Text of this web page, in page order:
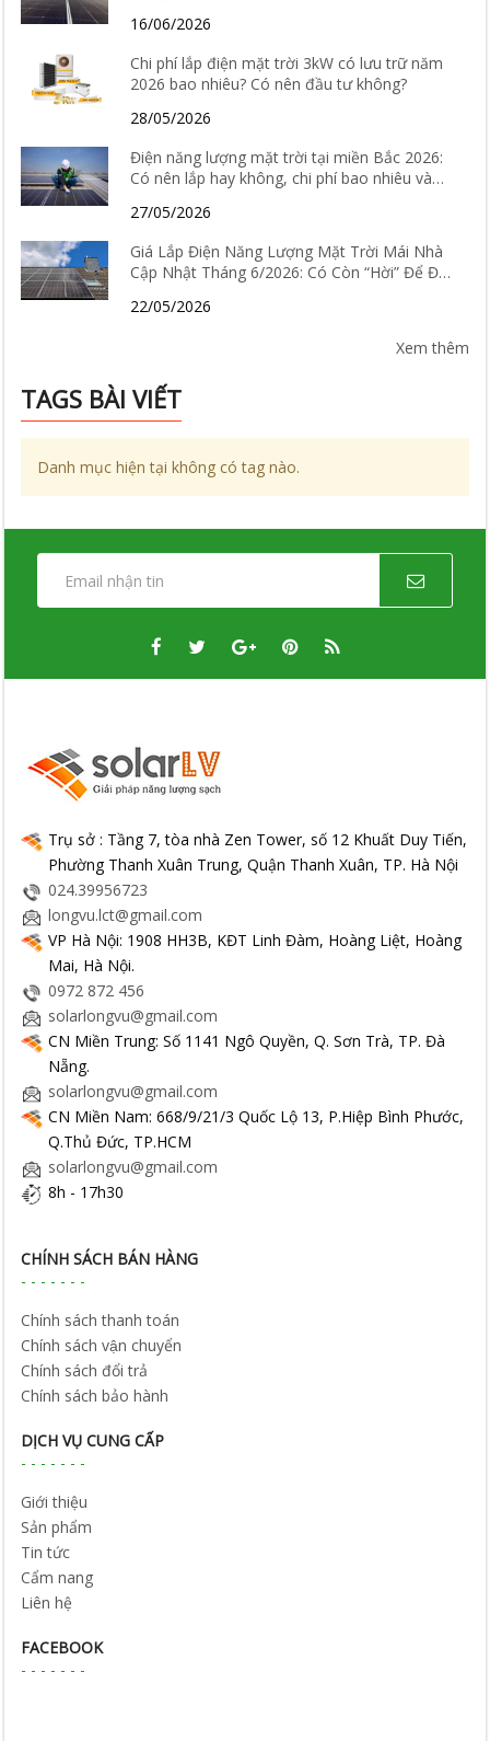
16/06/2026
Chi phí lắp điện mặt trời 3kW có lưu trữ năm
2026 bao nhiêu? Có nên đầu tư không?
28/05/2026
Điện năng lượng mặt trời tại miền Bắc 2026:
Có nên lắp hay không, chi phí bao nhiêu và
27/05/2026
Giá Lắp Điện Năng Lượng Mặt Trời Mái Nhà
Cập Nhật Tháng 6/2026: Có Còn “Hời” Để Đầu
22/05/2026
Xem thêm
TAGS BÀI VIẾT
Danh mục hiện tại không có tag nào.
Trụ sở : Tầng 7, tòa nhà Zen Tower, số 12 Khuất Duy Tiến,
Phường Thanh Xuân Trung, Quận Thanh Xuân, TP. Hà Nội
024.39956723
longvu.lct@gmail.com
VP Hà Nội: 1908 HH3B, KĐT Linh Đàm, Hoàng Liệt, Hoàng
Mai, Hà Nội.
0972 872 456
solarlongvu@gmail.com
CN Miền Trung: Số 1141 Ngô Quyền, Q. Sơn Trà, TP. Đà
Nẵng.
solarlongvu@gmail.com
CN Miền Nam: 668/9/21/3 Quốc Lộ 13, P.Hiệp Bình Phước,
Q.Thủ Đức, TP.HCM
solarlongvu@gmail.com
8h - 17h30
CHÍNH SÁCH BÁN HÀNG
Chính sách thanh toán
Chính sách vận chuyển
Chính sách đổi trả
Chính sách bảo hành
DỊCH VỤ CUNG CẤP
Giới thiệu
Sản phẩm
Tin tức
Cẩm nang
Liên hệ
FACEBOOK